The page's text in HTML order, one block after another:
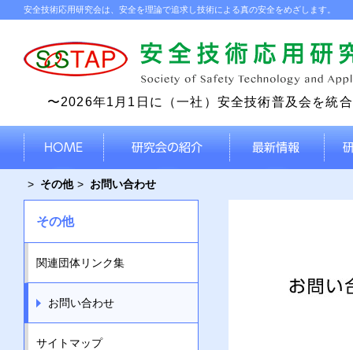
安全技術応用研究会は、安全を理論で追求し技術による真の安全をめざします。
〜2026年1月1日に（一社）安全技術普及会を統
その他 お問い合わせ
その他
関連団体リンク集
お問い合わせ
サイトマップ